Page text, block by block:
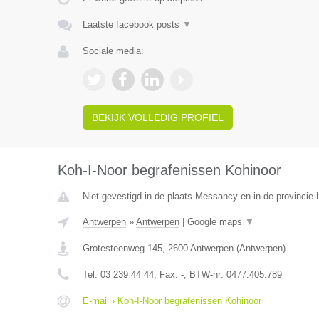
Laatste facebook posts ▼
Sociale media:
BEKIJK VOLLEDIG PROFIEL
Koh-I-Noor begrafenissen Kohinoor
Niet gevestigd in de plaats Messancy en in de provincie
Antwerpen» Antwerpen| Google maps ▼
Grotesteenweg 145, 2600 Antwerpen(Antwerpen)
Tel: 03 239 44 44, Fax: -, BTW-nr: 0477.405.789
E-mail › Koh-I-Noor begrafenissen Kohinoor